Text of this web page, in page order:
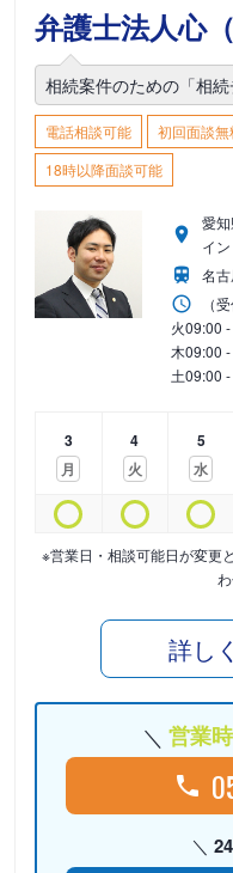
弁護士法人心（
相続案件のための「相
電話相談可能 初回面談無
18時以降面談可能
愛
イ
名
（
火09:00
木09:00
土09:00
3
月
4
火
5
水
※営業日・相談可能日が変更
詳し
営業